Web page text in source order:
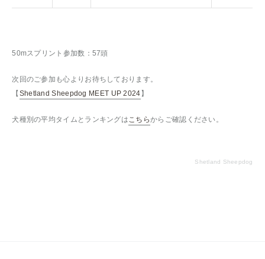
50mスプリント参加数：57頭
次回のご参加も心よりお待ちしております。
【Shetland Sheepdog MEET UP 2024】
犬種別の平均タイムとランキングは こちらからご確認ください。
Shetland Sheepdog